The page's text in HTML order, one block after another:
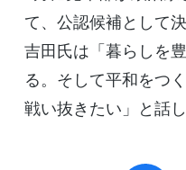
て、公認候補として
吉田氏は「暮らしを
る。そして平和をつ
戦い抜きたい」と話し